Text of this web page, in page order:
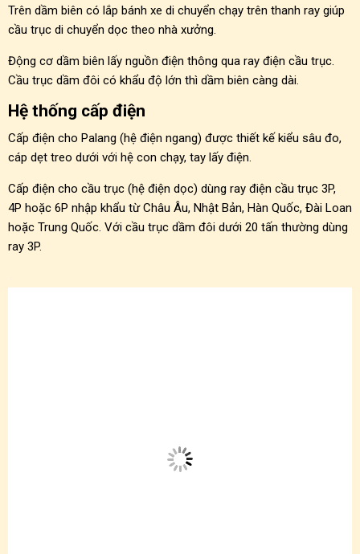
Trên dầm biên có lắp bánh xe di chuyển chạy trên thanh ray giúp
cầu trục di chuyển dọc theo nhà xưởng.
Động cơ dầm biên lấy nguồn điện thông qua ray điện cầu trục.
Cầu trục dầm đôi có khẩu độ lớn thì dầm biên càng dài.
Hệ thống cấp điện
Cấp điện cho Palang (hệ điện ngang) được thiết kế kiểu sâu đo,
cáp dẹt treo dưới với hệ con chạy, tay lấy điện.
Cấp điện cho cầu trục (hệ điện dọc) dùng ray điện cầu trục 3P,
4P hoặc 6P nhập khẩu từ Châu Âu, Nhật Bản, Hàn Quốc, Đài Loan
hoặc Trung Quốc. Với cầu trục dầm đôi dưới 20 tấn thường dùng
ray 3P.